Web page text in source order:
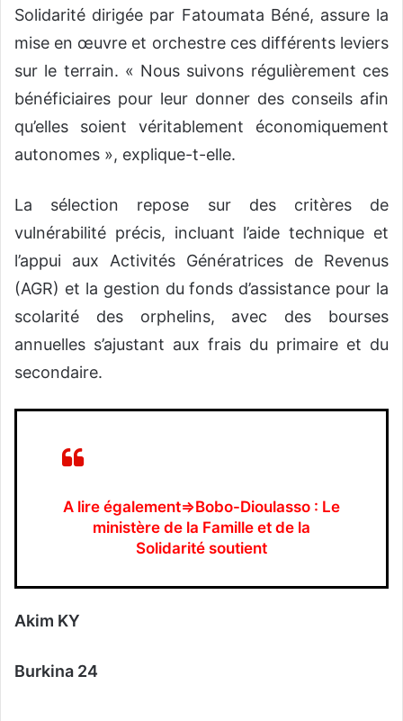
Solidarité dirigée par Fatoumata Béné, assure la
mise en œuvre et orchestre ces différents leviers
sur le terrain. « Nous suivons régulièrement ces
bénéficiaires pour leur donner des conseils afin
qu’elles soient véritablement économiquement
autonomes », explique-t-elle.
La sélection repose sur des critères de
vulnérabilité précis, incluant l’aide technique et
l’appui aux Activités Génératrices de Revenus
(AGR) et la gestion du fonds d’assistance pour la
scolarité des orphelins, avec des bourses
annuelles s’ajustant aux frais du primaire et du
secondaire.
A lire également⇒Bobo-Dioulasso : Le
ministère de la Famille et de la
Solidarité soutient
Akim KY
Burkina 24